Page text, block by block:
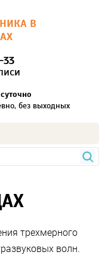
В
33
без выходных
трехмерного
волн.